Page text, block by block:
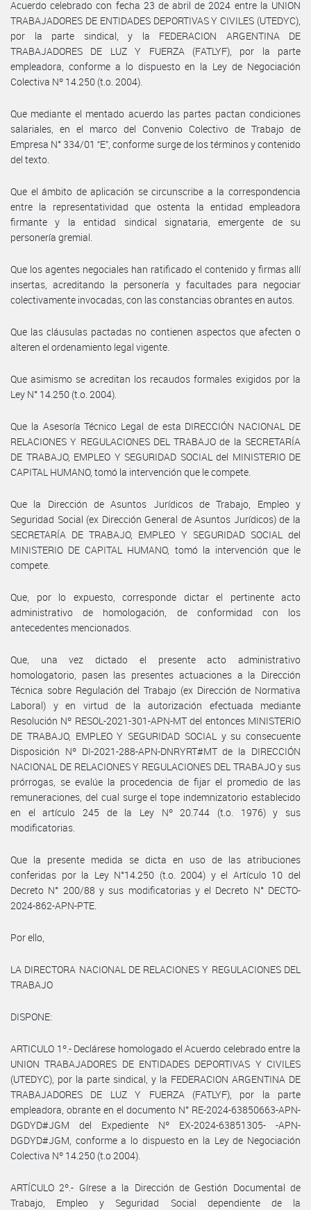
Acuerdo celebrado con fecha 23 de abril de 2024 entre la UNION
TRABAJADORES DE ENTIDADES DEPORTIVAS Y CIVILES (UTEDYC),
por la parte sindical, y la FEDERACION ARGENTINA DE
TRABAJADORES DE LUZ Y FUERZA (FATLYF), por la parte
empleadora, conforme a lo dispuesto en la Ley de Negociación
Colectiva Nº 14.250 (t.o. 2004).
Que mediante el mentado acuerdo las partes pactan condiciones
salariales, en el marco del Convenio Colectivo de Trabajo de
Empresa N° 334/01 “E”, conforme surge de los términos y contenido
del texto.
Que el ámbito de aplicación se circunscribe a la correspondencia
entre la representatividad que ostenta la entidad empleadora
firmante y la entidad sindical signataria, emergente de su
personería gremial.
Que los agentes negociales han ratificado el contenido y firmas allí
insertas, acreditando la personería y facultades para negociar
colectivamente invocadas, con las constancias obrantes en autos.
Que las cláusulas pactadas no contienen aspectos que afecten o
alteren el ordenamiento legal vigente.
Que asimismo se acreditan los recaudos formales exigidos por la
Ley N° 14.250 (t.o. 2004).
Que la Asesoría Técnico Legal de esta DIRECCIÓN NACIONAL DE
RELACIONES Y REGULACIONES DEL TRABAJO de la SECRETARÍA
DE TRABAJO, EMPLEO Y SEGURIDAD SOCIAL del MINISTERIO DE
CAPITAL HUMANO, tomó la intervención que le compete.
Que la Dirección de Asuntos Jurídicos de Trabajo, Empleo y
Seguridad Social (ex Dirección General de Asuntos Jurídicos) de la
SECRETARÍA DE TRABAJO, EMPLEO Y SEGURIDAD SOCIAL del
MINISTERIO DE CAPITAL HUMANO, tomó la intervención que le
compete.
Que, por lo expuesto, corresponde dictar el pertinente acto
administrativo de homologación, de conformidad con los
antecedentes mencionados.
Que, una vez dictado el presente acto administrativo
homologatorio, pasen las presentes actuaciones a la Dirección
Técnica sobre Regulación del Trabajo (ex Dirección de Normativa
Laboral) y en virtud de la autorización efectuada mediante
Resolución Nº RESOL-2021-301-APN-MT del entonces MINISTERIO
DE TRABAJO, EMPLEO Y SEGURIDAD SOCIAL y su consecuente
Disposición Nº DI-2021-288-APN-DNRYRT#MT de la DIRECCIÓN
NACIONAL DE RELACIONES Y REGULACIONES DEL TRABAJO y sus
prórrogas, se evalúe la procedencia de fijar el promedio de las
remuneraciones, del cual surge el tope indemnizatorio establecido
en el artículo 245 de la Ley Nº 20.744 (t.o. 1976) y sus
modificatorias.
Que la presente medida se dicta en uso de las atribuciones
conferidas por la Ley N°14.250 (t.o. 2004) y el Artículo 10 del
Decreto N° 200/88 y sus modificatorias y el Decreto N° DECTO-
2024-862-APN-PTE.
Por ello,
LA DIRECTORA NACIONAL DE RELACIONES Y REGULACIONES DEL
TRABAJO
DISPONE:
ARTICULO 1º.- Declárese homologado el Acuerdo celebrado entre la
UNION TRABAJADORES DE ENTIDADES DEPORTIVAS Y CIVILES
(UTEDYC), por la parte sindical, y la FEDERACION ARGENTINA DE
TRABAJADORES DE LUZ Y FUERZA (FATLYF), por la parte
empleadora, obrante en el documento N° RE-2024-63850663-APN-
DGDYD#JGM del Expediente Nº EX-2024-63851305- -APN-
DGDYD#JGM, conforme a lo dispuesto en la Ley de Negociación
Colectiva Nº 14.250 (t.o 2004).
ARTÍCULO 2º.- Gírese a la Dirección de Gestión Documental de
Trabajo, Empleo y Seguridad Social dependiente de la